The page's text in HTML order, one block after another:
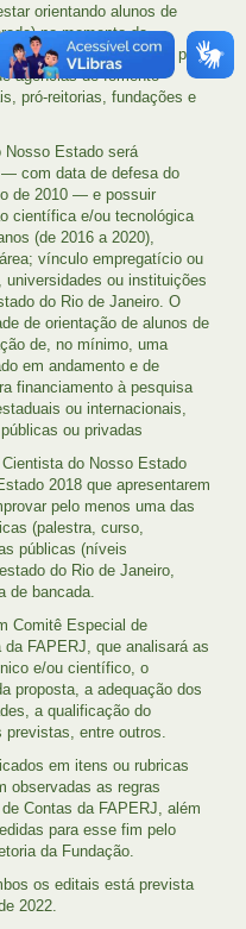
orientando alunos de
no momento da
de recursos financeiros para
agências de fomento
pró-reitorias, fundações e
Nosso Estado será
— com data de defesa do
de 2010 — e possuir
científica e/ou tecnológica
(de 2016 a 2020),
vínculo empregatício ou
ou instituições
do Rio de Janeiro. O
de orientação de alunos de
de, no mínimo, uma
em andamento e de
financiamento à pesquisa
ou internacionais,
ou privadas
do Nosso Estado
2018 que apresentarem
pelo menos uma das
(palestra, curso,
públicas (níveis
do Rio de Janeiro,
de bancada.
Comitê Especial de
FAPERJ, que analisará as
e/ou científico, o
proposta, a adequação dos
a qualificação do
previstas, entre outros.
em itens ou rubricas
observadas as regras
Contas da FAPERJ, além
para esse fim pelo
da Fundação.
os editais está prevista
2022.